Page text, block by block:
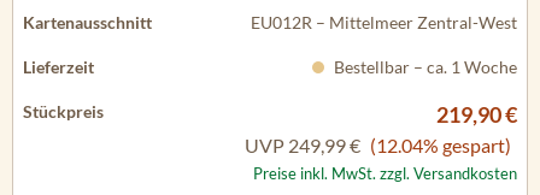
EU012R – Mittelmeer Zentral-West
Bestellbar – ca. 1 Woche
219,90 €
UVP 249,99 € (12.04% gespart)
Preise inkl. MwSt. zzgl. Versandkosten